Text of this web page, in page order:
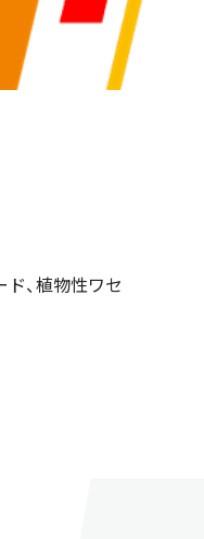
、植物性ワセ